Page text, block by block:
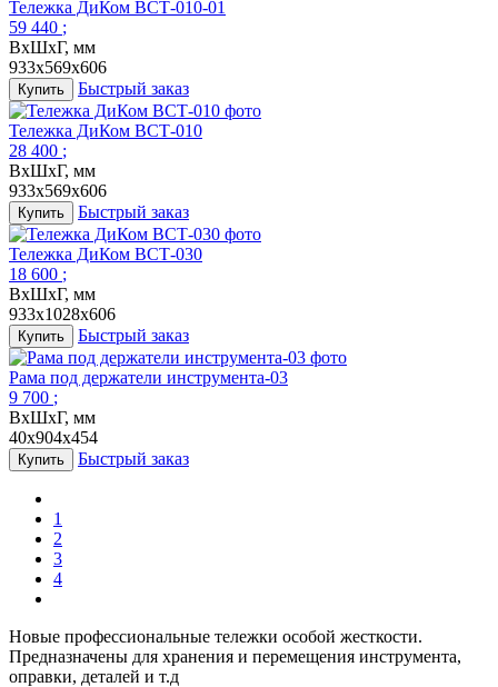
Тележка ДиКом ВСТ-010-01
59 440 ;
ВxШхГ, мм
933x569x606
Купить Быстрый заказ
Тележка ДиКом ВСТ-010
28 400 ;
ВxШхГ, мм
933x569x606
Купить Быстрый заказ
Тележка ДиКом ВСТ-030
18 600 ;
ВxШхГ, мм
933x1028x606
Купить Быстрый заказ
Рама под держатели инструмента-03
9 700 ;
ВxШхГ, мм
40x904x454
Купить Быстрый заказ
1
2
3
4
Новые профессиональные тележки особой жесткости.
Предназначены для хранения и перемещения инструмента,
оправки, деталей и т.д